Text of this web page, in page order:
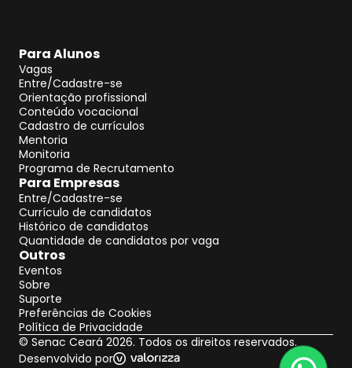
Para Alunos
Vagas
Entre/Cadastre-se
Orientação profissional
Conteúdo vocacional
Cadastro de currículos
Mentoria
Monitoria
Programa de Recrutamento
Para Empresas
Entre/Cadastre-se
Currículo de candidatos
Histórico de candidatos
Quantidade de candidatos por vaga
Outros
Eventos
Sobre
Suporte
Preferências de Cookies
Política de Privacidade
© Senac Ceará 2026. Todos os direitos reservados.
Desenvolvido por